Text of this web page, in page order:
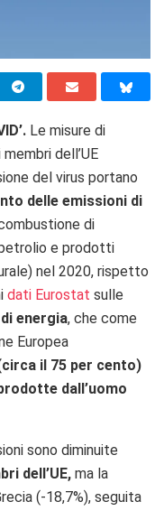
Le misure di
dell’UE
del virus portano
delle emissioni di
di
e prodotti
nel 2020, rispetto
dati Eurostat sulle
energia, che come
Europea
il 75 per cento)
dall’uomo
sono diminuite
dell’UE, ma la
(-18,7%), seguita